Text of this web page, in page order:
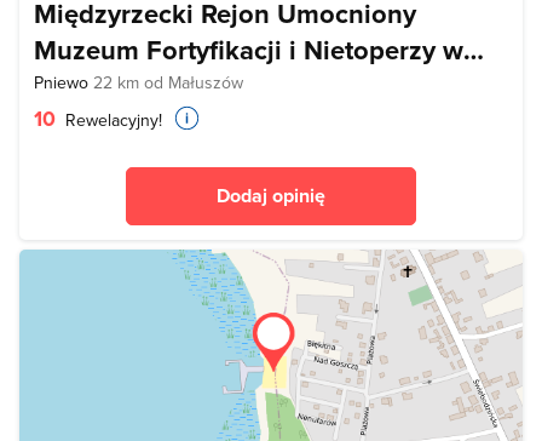
Międzyrzecki Rejon Umocniony
Muzeum Fortyfikacji i Nietoperzy w
Pniewie
Pniewo 22 km od Małuszów
10 Rewelacyjny!
Dodaj opinię